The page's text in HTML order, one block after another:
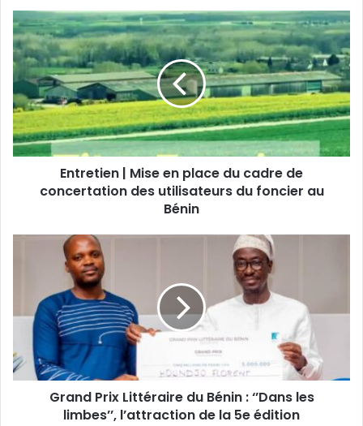
Entretien | Mise en place du cadre de
concertation des utilisateurs du foncier au
Bénin
Grand Prix Littéraire du Bénin : ‘’Dans les
limbes’’, l’attraction de la 5e édition